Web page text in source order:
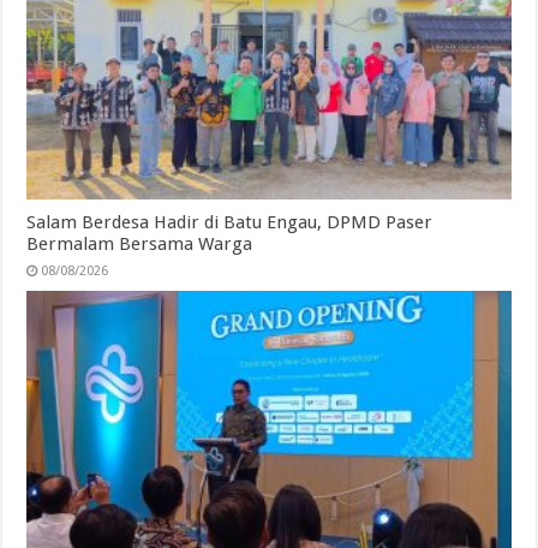
Salam Berdesa Hadir di Batu Engau, DPMD Paser
Bermalam Bersama Warga
08/08/2026